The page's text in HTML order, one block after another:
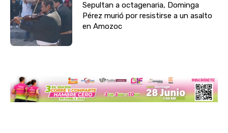
Sepultan a octagenaria, Dominga
Pérez murió por resistirse a un asalto
en Amozoc